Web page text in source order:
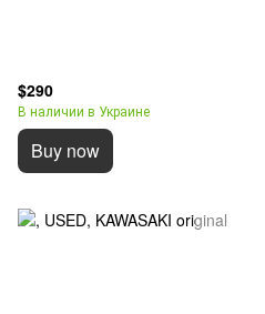
$290
В наличии в Украине
Buy now